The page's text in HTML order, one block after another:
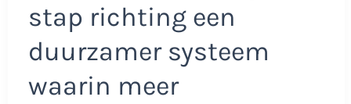
stap richting een
duurzamer systeem
waarin meer